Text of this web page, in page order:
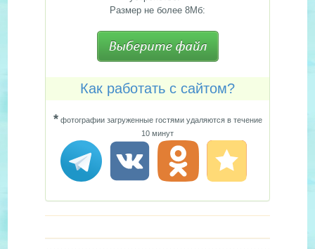
Размер не более 8Мб:
Как работать с сайтом?
*фотографии загруженные гостями удаляются в течение
10 минут